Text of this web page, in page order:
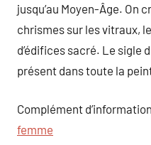
jusqu’au Moyen-Âge. On
chrismes sur les vitraux,
d’édifices sacré. Le sigle
présent dans toute la
Complément
femme